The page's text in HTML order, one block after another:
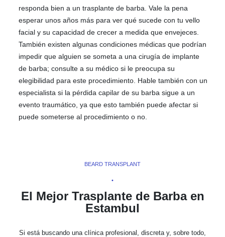
responda bien a un trasplante de barba. Vale la pena
esperar unos años más para ver qué sucede con tu vello
facial y su capacidad de crecer a medida que envejeces.
También existen algunas condiciones médicas que podrían
impedir que alguien se someta a una cirugía de implante
de barba; consulte a su médico si le preocupa su
elegibilidad para este procedimiento. Hable también con un
especialista si la pérdida capilar de su barba sigue a un
evento traumático, ya que esto también puede afectar si
puede someterse al procedimiento o no.
BEARD TRANSPLANT
•
El Mejor Trasplante de Barba en
Estambul
Si está buscando una clínica profesional, discreta y, sobre todo,